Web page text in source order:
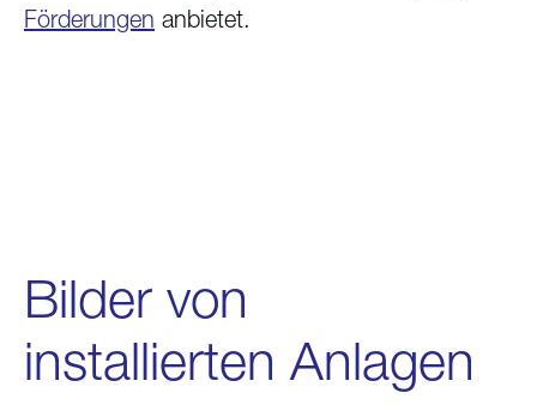
Förderungen anbietet.
Bilder von
installierten Anlagen